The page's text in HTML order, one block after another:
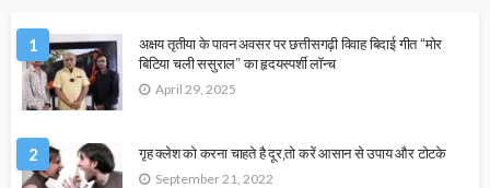
1
अक्षय तृतीया के पावन अवसर पर छत्तीसगढ़ी विवाह बिदाई गीत “मोर
बिटिया चली ससुराल” का हृदयस्पर्शी लॉन्च
April 29, 2025
2 गृह क्लेश को करना चाहते है दूर,तो करें आसान से उपाय और टोटके
September 21, 2022